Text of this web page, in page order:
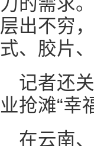
层出不穷
式、胶片
记者还
业抢滩“幸
在云南